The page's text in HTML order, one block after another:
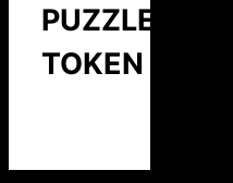
PUZZLE
TOKEN